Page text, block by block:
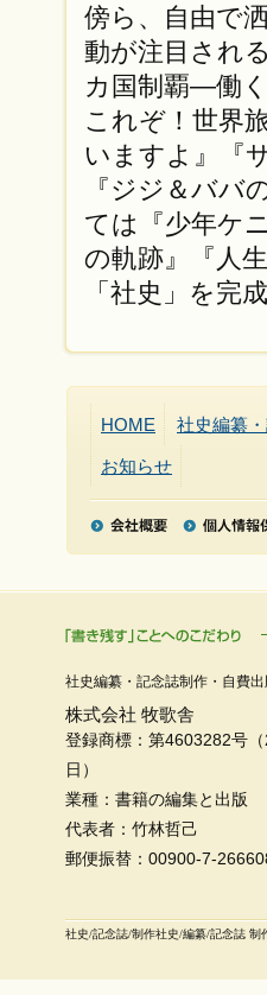
傍ら、自由で
動が注目され
カ国制覇—働
これぞ！世界
いますよ』『
『ジジ＆ババ
ては『少年ケ
の軌跡』『人
「社史」を完
HOME 社史編纂
お知らせ
社史編纂・記念誌制作・自費出
株式会社 牧歌舎
登録商標：第4603282号
日）
業種：書籍の編集と出版
代表者：竹林哲己
郵便振替：00900-7-
社史/記念誌/制作社史/編纂/記念誌 制